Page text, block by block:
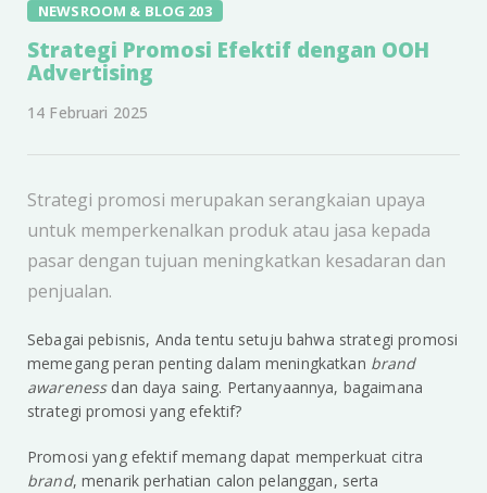
NEWSROOM & BLOG 203
Strategi Promosi Efektif dengan OOH
Advertising
14 Februari 2025
Strategi promosi merupakan serangkaian upaya
untuk memperkenalkan produk atau jasa kepada
pasar dengan tujuan meningkatkan kesadaran dan
penjualan.
Sebagai pebisnis, Anda tentu setuju bahwa strategi promosi
memegang peran penting dalam meningkatkan brand
awarenessdan daya saing. Pertanyaannya, bagaimana
strategi promosi yang efektif?
Promosi yang efektif memang dapat memperkuat citra
brand, menarik perhatian calon pelanggan, serta